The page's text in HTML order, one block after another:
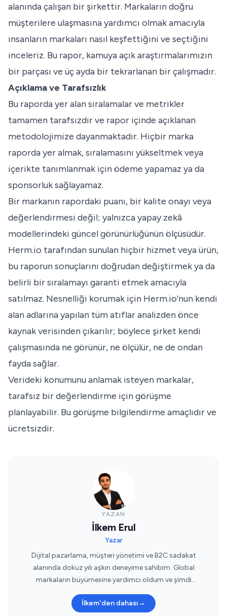
alanında çalışan bir şirkettir. Markaların doğru
müşterilere ulaşmasına yardımcı olmak amacıyla
insanların markaları nasıl keşfettiğini ve seçtiğini
inceleriz. Bu rapor, kamuya açık araştırmalarımızın
bir parçası ve üç ayda bir tekrarlanan bir çalışmadır.
Açıklama ve Tarafsızlık
Bu raporda yer alan sıralamalar ve metrikler
tamamen tarafsızdır ve rapor içinde açıklanan
metodolojimize dayanmaktadır. Hiçbir marka
raporda yer almak, sıralamasını yükseltmek veya
içerikte tanımlanmak için ödeme yapamaz ya da
sponsorluk sağlayamaz.
Bir markanın rapordaki puanı, bir kalite onayı veya
değerlendirmesi değil; yalnızca yapay zekâ
modellerindeki güncel görünürlüğünün ölçüsüdür.
Herm.io tarafından sunulan hiçbir hizmet veya ürün,
bu raporun sonuçlarını doğrudan değiştirmek ya da
belirli bir sıralamayı garanti etmek amacıyla
satılmaz. Nesnelliği korumak için Herm.io’nun kendi
alan adlarına yapılan tüm atıflar analizden önce
kaynak verisinden çıkarılır; böylece şirket kendi
çalışmasında ne görünür, ne ölçülür, ne de ondan
fayda sağlar.
Verideki konumunu anlamak isteyen markalar,
tarafsız bir değerlendirme içingörüşme
planlayabilir. Bu görüşme bilgilendirme amaçlıdır ve
ücretsizdir.
YAZAN
İlkem Erul
Yazar
Dijital pazarlama, müşteri yönetimi ve B2C sadakat
alanında dokuz yılı aşkın deneyime sahibim. Global
markaların büyümesine yardımcı oldum ve şimdi
akıllı, daha güvenli alışveriş deneyimleri üzerine
İlkem'den dahası→